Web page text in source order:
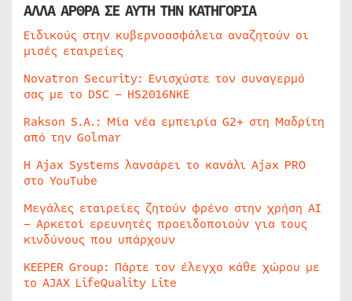
ΑΛΛΑ ΑΡΘΡΑ ΣΕ ΑΥΤΗ ΤΗΝ ΚΑΤΗΓΟΡΙΑ
Ειδικούς στην κυβερνοασφάλεια αναζητούν οι
μισές εταιρείες
Novatron Security: Ενισχύστε τον συναγερμό
σας με το DSC – HS2016NKE
Rakson S.A.: Μία νέα εμπειρία G2+ στη Μαδρίτη
από την Golmar
Η Ajax Systems λανσάρει το κανάλι Ajax PRO
στο YouTube
Μεγάλες εταιρείες ζητούν φρένο στην χρήση AI
– Αρκετοί ερευνητές προειδοποιούν για τους
κινδύνους που υπάρχουν
KEEPER Group: Πάρτε τον έλεγχο κάθε χώρου με
το AJAX LifeQuality Lite